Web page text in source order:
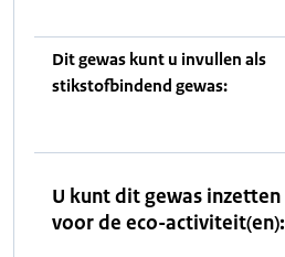
Dit gewas kunt u invullen als
stikstofbindend gewas:
U kunt dit gewas inzetten
voor de eco-activiteit(en):